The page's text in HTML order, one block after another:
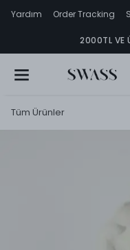
Yardım Order Tracking
2000TL VE
Tüm Ürünler